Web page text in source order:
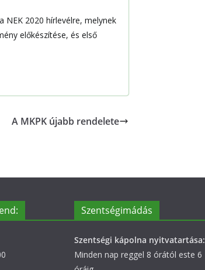
NEK 2020 hírlevélre, melynek
előkészítése, és első
A MKPK újabb rendelete
Szentségimádás
Szentségi kápolna nyitvatartása:
Minden nap reggel 8 órától este 6